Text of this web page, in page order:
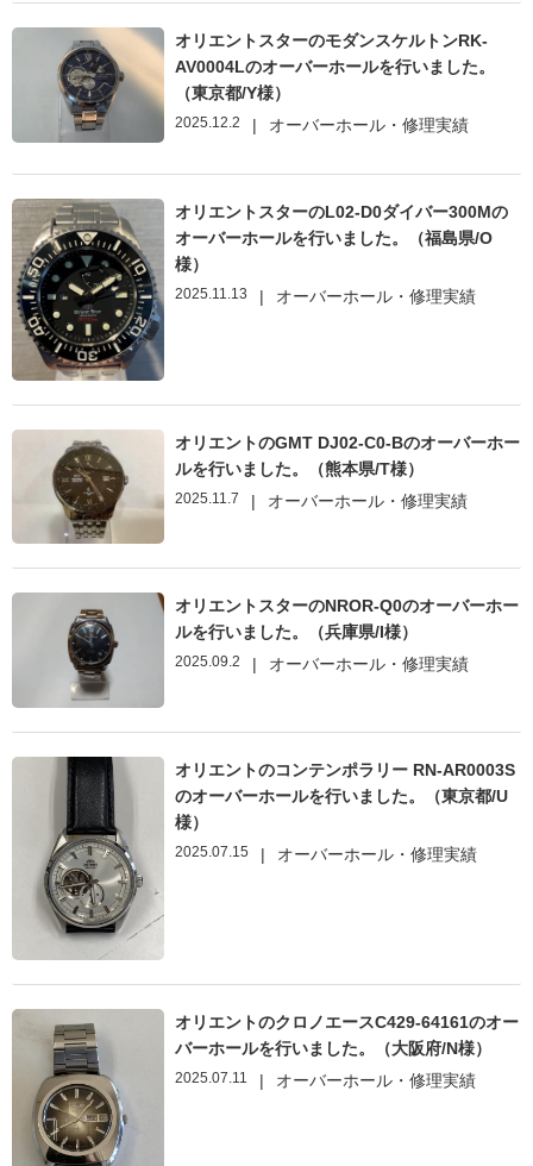
オリエントスターのモダンスケルトンRK-
AV0004Lのオーバーホールを行いました。
（東京都/Y様）
2025.12.2 | オーバーホール・修理実績
オリエントスターのL02-D0ダイバー300Mの
オーバーホールを行いました。（福島県/O
様）
2025.11.13 | オーバーホール・修理実績
オリエントのGMT DJ02-C0-Bのオーバーホー
ルを行いました。（熊本県/T様）
2025.11.7 | オーバーホール・修理実績
オリエントスターのNROR-Q0のオーバーホー
ルを行いました。（兵庫県/I様）
2025.09.2 | オーバーホール・修理実績
オリエントのコンテンポラリー RN-AR0003S
のオーバーホールを行いました。（東京都/U
様）
2025.07.15 | オーバーホール・修理実績
オリエントのクロノエースC429-64161のオー
バーホールを行いました。（大阪府/N様）
2025.07.11 | オーバーホール・修理実績